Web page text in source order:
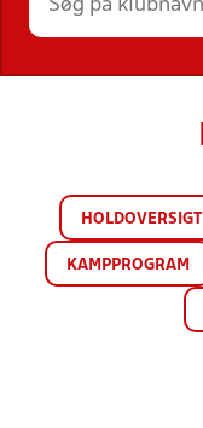
HOLDOVERSIGT
KAMPPROGRAM